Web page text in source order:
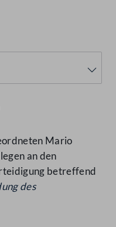
Mario
an den
betreffend
des